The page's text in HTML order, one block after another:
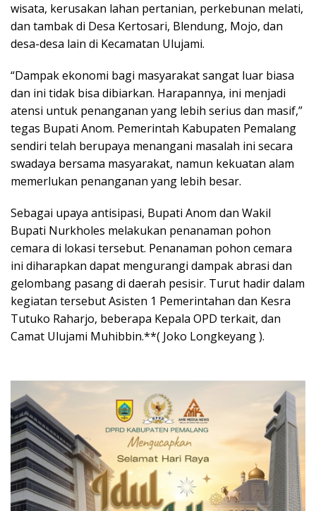
wisata, kerusakan lahan pertanian, perkebunan melati,
dan tambak di Desa Kertosari, Blendung, Mojo, dan
desa-desa lain di Kecamatan Ulujami.
“Dampak ekonomi bagi masyarakat sangat luar biasa
dan ini tidak bisa dibiarkan. Harapannya, ini menjadi
atensi untuk penanganan yang lebih serius dan masif,”
tegas Bupati Anom. Pemerintah Kabupaten Pemalang
sendiri telah berupaya menangani masalah ini secara
swadaya bersama masyarakat, namun kekuatan alam
memerlukan penanganan yang lebih besar.
Sebagai upaya antisipasi, Bupati Anom dan Wakil
Bupati Nurkholes melakukan penanaman pohon
cemara di lokasi tersebut. Penanaman pohon cemara
ini diharapkan dapat mengurangi dampak abrasi dan
gelombang pasang di daerah pesisir. Turut hadir dalam
kegiatan tersebut Asisten 1 Pemerintahan dan Kesra
Tutuko Raharjo, beberapa Kepala OPD terkait, dan
Camat Ulujami Muhibbin.**( Joko Longkeyang ).